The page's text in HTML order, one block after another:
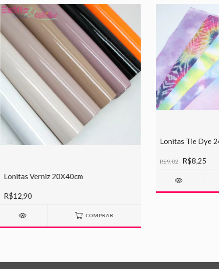
Lonitas Verniz 20X40cm
R$12,90
COMPRAR
Lonitas Tie Dye
R$9,02 R$8,25